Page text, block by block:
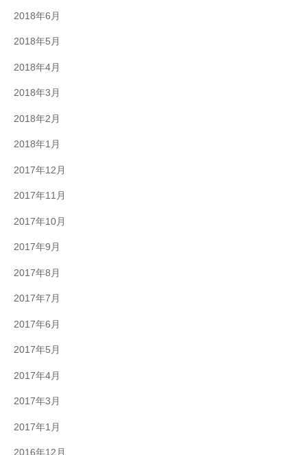
2018年6月
2018年5月
2018年4月
2018年3月
2018年2月
2018年1月
2017年12月
2017年11月
2017年10月
2017年9月
2017年8月
2017年7月
2017年6月
2017年5月
2017年4月
2017年3月
2017年1月
2016年12月